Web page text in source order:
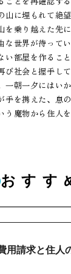
山に埋もれて絶
を乗り越えた先
な世界が待って
い部屋を作るこ
び社会と握手し
一朝一夕にはい
手を携えた、息
う魔物から住人
おすす
用請求と住人